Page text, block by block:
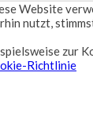
Website
nutzt,
zur
Richtlinie